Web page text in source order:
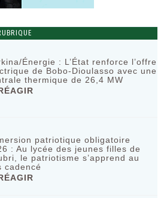
Énergie : L’État renforce l’offre
de Bobo-Dioulasso avec une
thermique de 26,4 MW
patriotique obligatoire
: Au lycée des jeunes filles de
le patriotisme s’apprend au
cadencé